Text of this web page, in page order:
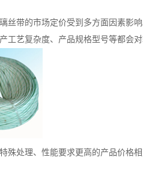
丝带的市场定价受到多方面因素影响
工艺复杂度、产品规格型号等都会对
殊处理、性能要求更高的产品价格